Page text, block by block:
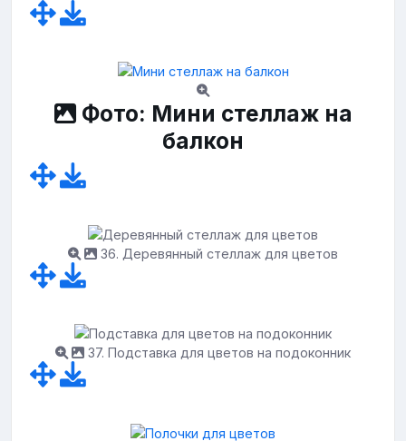
Фото: Мини стеллаж на
балкон
36. Деревянный стеллаж для цветов
37. Подставка для цветов на подоконник